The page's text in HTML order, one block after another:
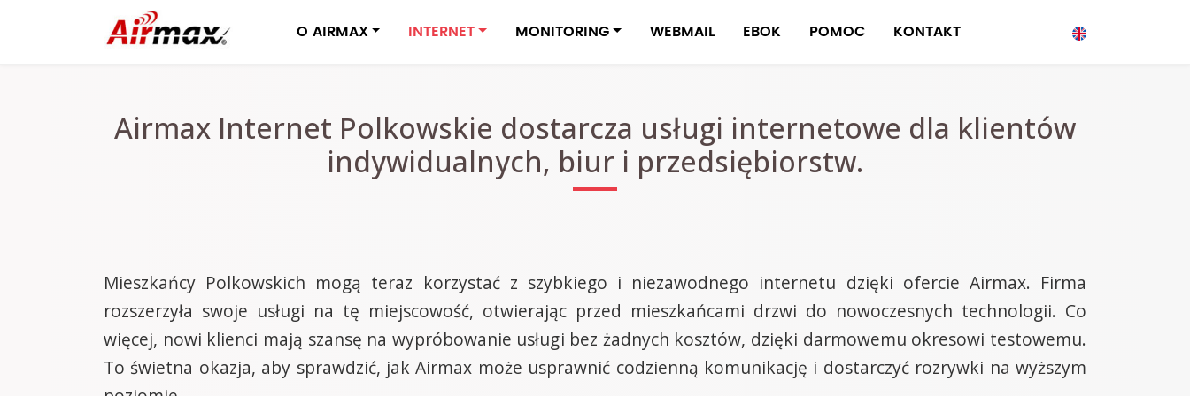
O AIRMAX INTERNET MONITORING WEBMAIL EBOK POMOC KONTAKT
Airmax Internet Polkowskie dostarcza usługi internetowe dla klientów
indywidualnych, biur i przedsiębiorstw.
Mieszkańcy Polkowskich mogą teraz korzystać z szybkiego i niezawodnego internetu dzięki ofercie Airmax. Firma
rozszerzyła swoje usługi na tę miejscowość, otwierając przed mieszkańcami drzwi do nowoczesnych technologii. Co
więcej, nowi klienci mają szansę na wypróbowanie usługi bez żadnych kosztów, dzięki darmowemu okresowi testowemu.
To świetna okazja, aby sprawdzić, jak Airmax może usprawnić codzienną komunikację i dostarczyć rozrywki na wyższym